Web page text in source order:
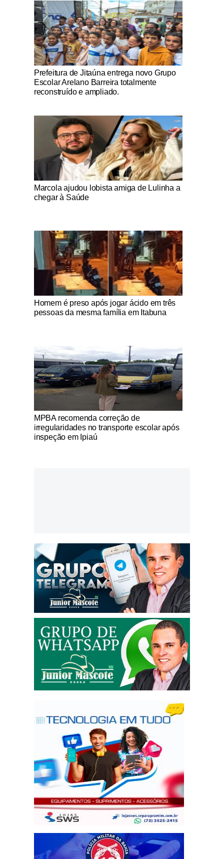
Notícias Católicas
Prefeitura de Jitaúna entrega novo Grupo
Escolar Arelano Barreira totalmente
reconstruído e ampliado.
Notícias Católicas
Marcola ajudou lobista amiga de Lulinha a
chegar à Saúde
Notícias Católicas
Homem é preso após jogar ácido em três
pessoas da mesma família em Itabuna
Notícias Católicas
MPBA recomenda correção de
irregularidades no transporte escolar após
inspeção em Ipiaú